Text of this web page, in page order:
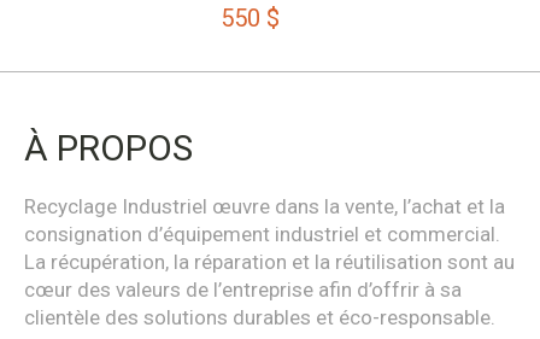
550 $
À PROPOS
Recyclage Industriel œuvre dans la vente, l’achat et la
consignation d’équipement industriel et commercial.
La récupération, la réparation et la réutilisation sont au
cœur des valeurs de l’entreprise afin d’offrir à sa
clientèle des solutions durables et éco-responsable.